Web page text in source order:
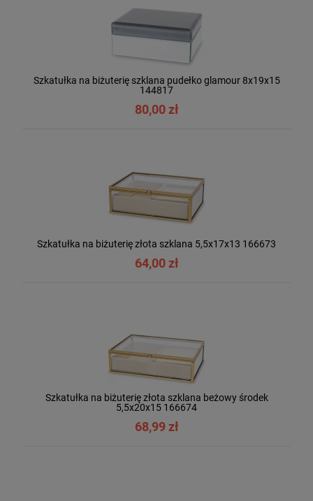
Szkatułka na biżuterię szklana pudełko glamour 8x19x15
144817
80,00 zł
Szkatułka na biżuterię złota szklana 5,5x17x13 166673
64,00 zł
Szkatułka na biżuterię złota szklana beżowy środek
5,5x20x15 166674
68,99 zł